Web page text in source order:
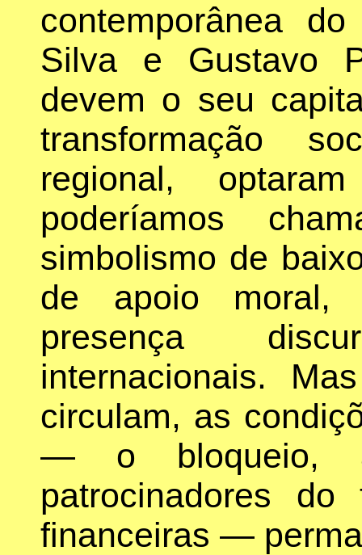
contemporânea
Silva e Gustavo
devem o seu
transformação
regional,
poderíamos
simbolismo de
de apoio moral,
presença
internacionais.
circulam, as
— o bloqueio,
patrocinadores do
financeiras —